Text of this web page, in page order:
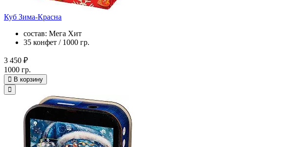
Куб Зима-Красна
состав: Мега Хит
35 конфет / 1000 гр.
3 450 ₽
1000 гр.
В корзину